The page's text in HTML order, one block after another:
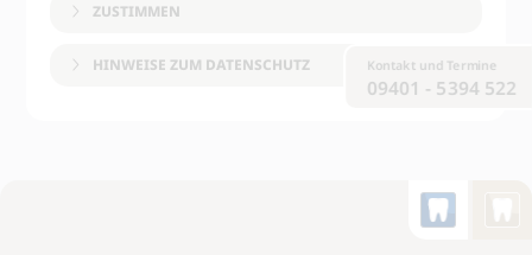
ZUSTIMMEN
HINWEISE ZUM DATENSCHUTZ Kontakt und Termine
09401 - 5394 522